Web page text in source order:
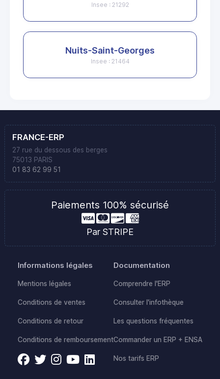
Insee : 21292
Nuits-Saint-Georges
Insee : 21464
FRANCE-ERP
27 rue du dessous des berges
75013 PARIS
01 83 62 99 51
Paiements 100% sécurisé
Par STRIPE
Informations légales
Mentions légales
Conditions de ventes
Conditions de retour
Conditions de remboursement
Documentation
Comprendre l'ERP
Consulter l'infothèque
Les questions fréquentes
Commander un ERP + ENSA
Nos tarifs ERP